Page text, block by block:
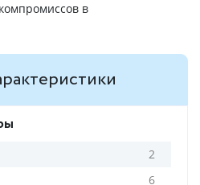
в
2
6